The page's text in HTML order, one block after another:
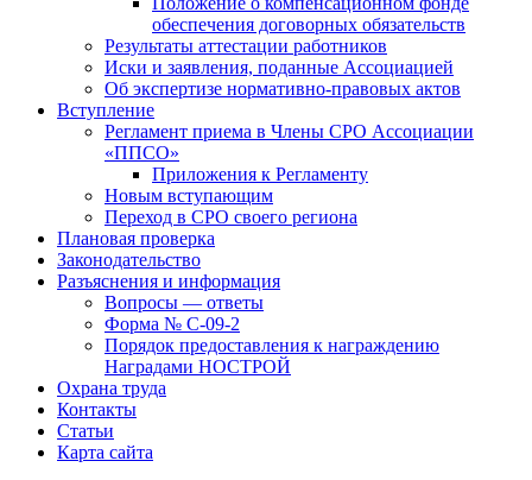
обеспечения договорных обязательств
Результаты аттестации работников
Иски и заявления, поданные Ассоциацией
Об экспертизе нормативно-правовых актов
Вступление
Регламент приема в Члены СРО Ассоциации
«ППСО»
Приложения к Регламенту
Новым вступающим
Переход в СРО своего региона
Плановая проверка
Законодательство
Разъяснения и информация
Вопросы — ответы
Форма № С-09-2
Порядок предоcтавления к награждению
Наградами НОСТРОЙ
Охрана труда
Контакты
Статьи
Карта сайта